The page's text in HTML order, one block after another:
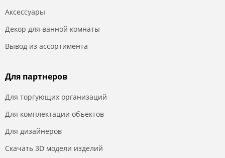
Аксессуары
Декор для ванной комнаты
Вывод из ассортимента
Для партнеров
Для торгующих организаций
Для комплектации объектов
Для дизайнеров
Скачать 3D модели изделий